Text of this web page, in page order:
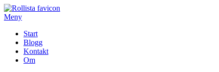
Hoppa
till
Meny
Start
Blogg
Kontakt
Om